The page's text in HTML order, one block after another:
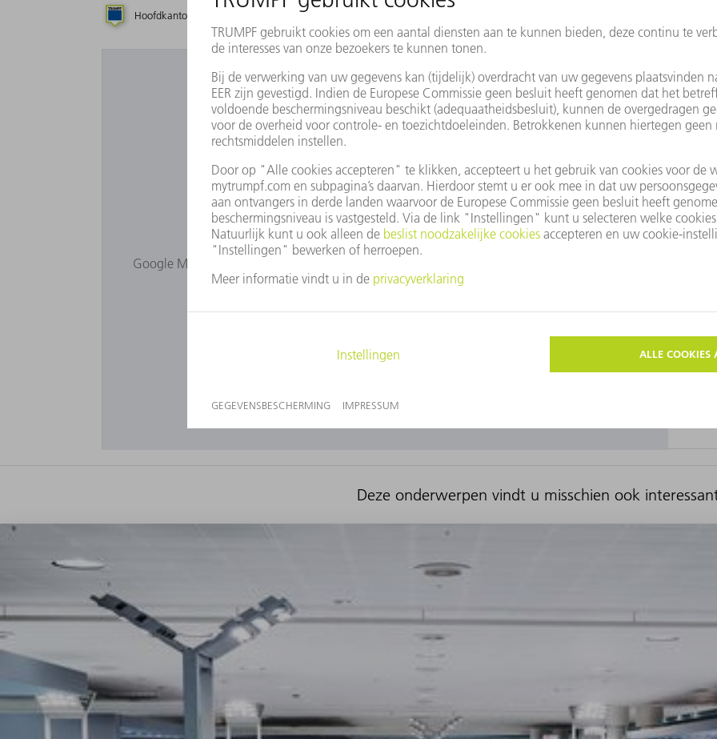
Hoofdkantoor Dochteronderneming
Wilt u Google Maps gebruiken?
Google Maps wordt niet weergegeven, omdat u niet akkoord bent gegaan met onze cookies.
Pas uw Privacy-instellingenaan.
Deze onderwerpen vindt u misschien ook